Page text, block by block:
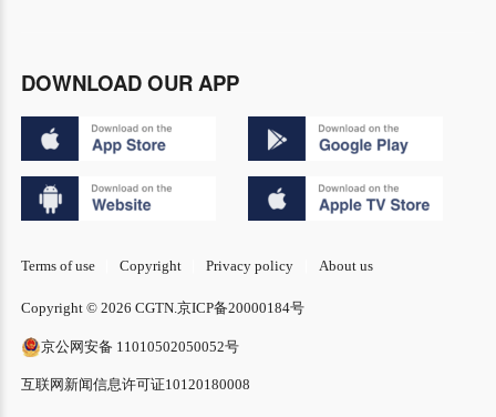
DOWNLOAD OUR APP
Terms of use Copyright Privacy policy About us
Copyright © 2026 CGTN.京ICP备20000184号
京公网安备 11010502050052号
互联网新闻信息许可证10120180008